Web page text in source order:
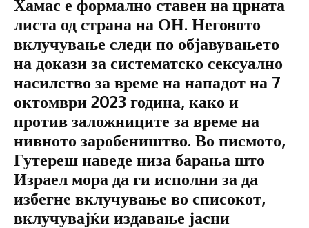
листа од страна на ОН. Неговото
вклучување следи по објавувањето
на докази за систематско сексуално
насилство за време на нападот на 7
октомври 2023 година, како и
против заложниците за време на
нивното заробеништво. Во писмото,
Гутереш наведе низа барања што
Израел мора да ги исполни за да
избегне вклучување во списокот,
вклучувајќи издавање јасни